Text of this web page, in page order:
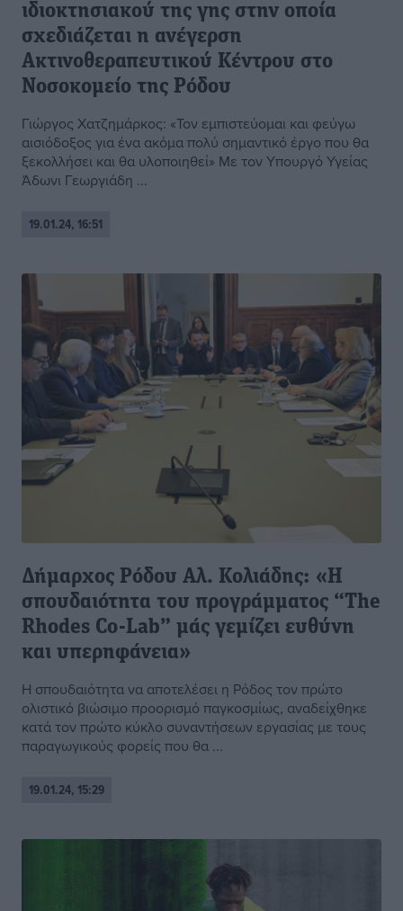
ιδιοκτησιακού της γης στην οποία
σχεδιάζεται η ανέγερση
Ακτινοθεραπευτικού Κέντρου στο
Νοσοκομείο της Ρόδου
Γιώργος Χατζημάρκος: «Τον εμπιστεύομαι και φεύγω
αισιόδοξος για ένα ακόμα πολύ σημαντικό έργο που θα
ξεκολλήσει και θα υλοποιηθεί» Με τον Υπουργό Υγείας
Άδωνι Γεωργιάδη ...
19.01.24, 16:51
Δήμαρχος Ρόδου Αλ. Κολιάδης: «Η
σπουδαιότητα του προγράμματος “The
Rhodes Co-Lab” μάς γεμίζει ευθύνη
και υπερηφάνεια»
Η σπουδαιότητα να αποτελέσει η Ρόδος τον πρώτο
ολιστικό βιώσιμο προορισμό παγκοσμίως, αναδείχθηκε
κατά τον πρώτο κύκλο συναντήσεων εργασίας με τους
παραγωγικούς φορείς που θα ...
19.01.24, 15:29